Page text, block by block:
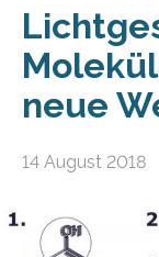
neue
14 August 2018